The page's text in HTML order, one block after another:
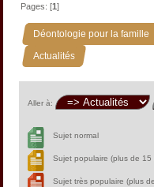
Pages: [1]
Déontologie pour la famille
Actualités
Aller à:
Sujet normal
Sujet populaire (plus de 15
Sujet très populaire (plus